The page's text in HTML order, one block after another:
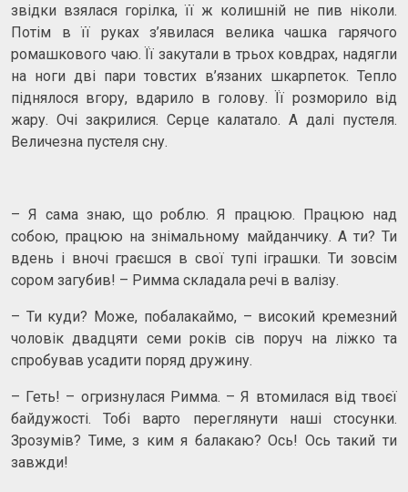
звідки взялася горілка, її ж колишній не пив ніколи.
Потім в її руках з’явилася велика чашка гарячого
ромашкового чаю. Її закутали в трьох ковдрах, надягли
на ноги дві пари товстих в’язаних шкарпеток. Тепло
піднялося вгору, вдарило в голову. Її розморило від
жару. Очі закрилися. Серце калатало. А далі пустеля.
Величезна пустеля сну.
– Я сама знаю, що роблю. Я працюю. Працюю над
собою, працюю на знімальному майданчику. А ти? Ти
вдень і вночі граєшся в свої тупі іграшки. Ти зовсім
сором загубив! – Римма складала речі в валізу.
– Ти куди? Може, побалакаймо, – високий кремезний
чоловік двадцяти семи років сів поруч на ліжко та
спробував усадити поряд дружину.
– Геть! – огризнулася Римма. – Я втомилася від твоєї
байдужості. Тобі варто переглянути наші стосунки.
Зрозумів? Тиме, з ким я балакаю? Ось! Ось такий ти
завжди!